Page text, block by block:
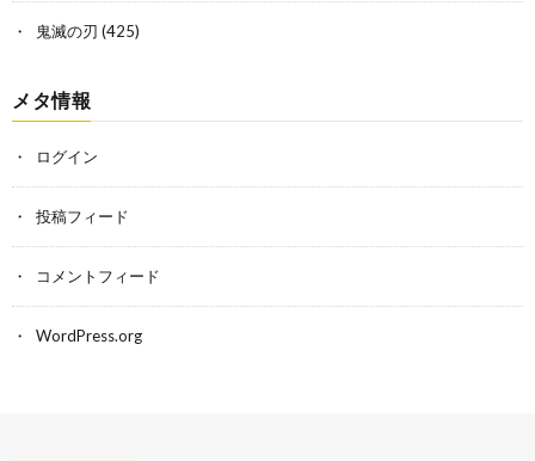
鬼滅の刃 (425)
メタ情報
ログイン
投稿フィード
コメントフィード
WordPress.org